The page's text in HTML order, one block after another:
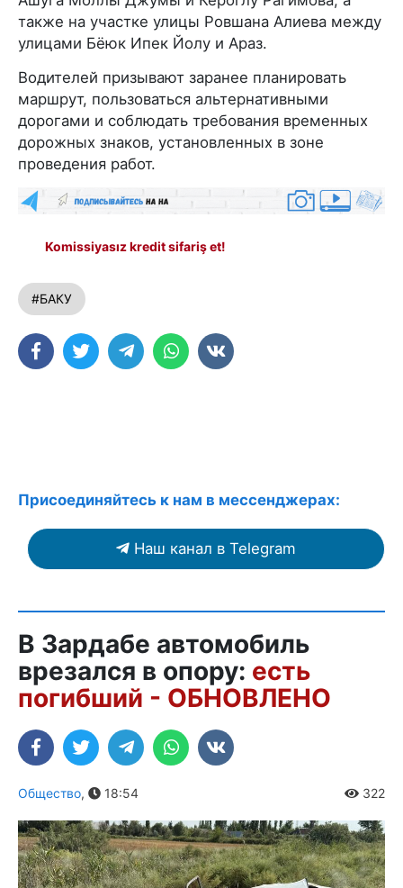
также на участке улицы Ровшана Алиева между
улицами Бёюк Ипек Йолу и Араз.
Водителей призывают заранее планировать
маршрут, пользоваться альтернативными
дорогами и соблюдать требования временных
дорожных знаков, установленных в зоне
проведения работ.
Komissiyasız kredit sifariş et!
#БАКУ
Присоединяйтесь к нам в мессенджерах:
Наш канал в Telegram
В Зардабе автомобиль
врезался в опору: есть
погибший - ОБНОВЛЕНО
Общество, 18:54 322